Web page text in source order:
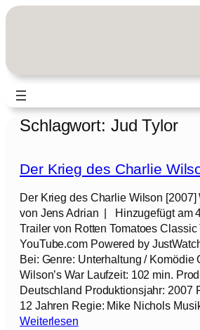
Zum
Schlagwort: Jud Tylor
Der Krieg des Charlie
Der Krieg des Charlie Wilson
von Jens Adrian | Hinzugefügt am
Trailer von Rotten Tomatoes Classic
YouTube.com Powered by
Bei: Genre: Unterhaltung / Komödie
Wilson’s War Laufzeit: 102 min.
Deutschland Produktionsjahr: 2007
12 Jahren Regie: Mike Nichols
Weiterlesen: